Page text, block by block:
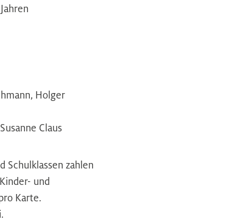
Holger
Claus
Schulklassen zahlen
und
Karte.